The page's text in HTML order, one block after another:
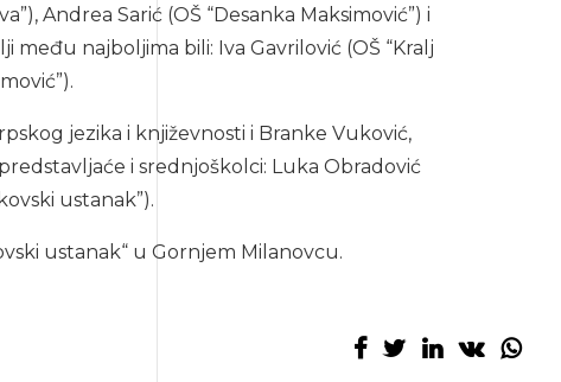
Andrea Sarić (OŠ “Desanka Maksimović”) i
među najboljima bili: Iva Gavrilović (OŠ “Kralj
jezika i književnosti i Branke Vuković,
i srednjoškolci: Luka Obradović
ustanak”).
ustanak“ u Gornjem Milanovcu.